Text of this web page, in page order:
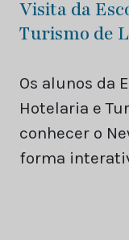
Visita da
Turismo de
Os alunos da
Hotelaria e
conhecer o
forma